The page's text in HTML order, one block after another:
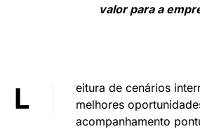
valor para a
L
eitura de cenários
melhores
acompanhamento